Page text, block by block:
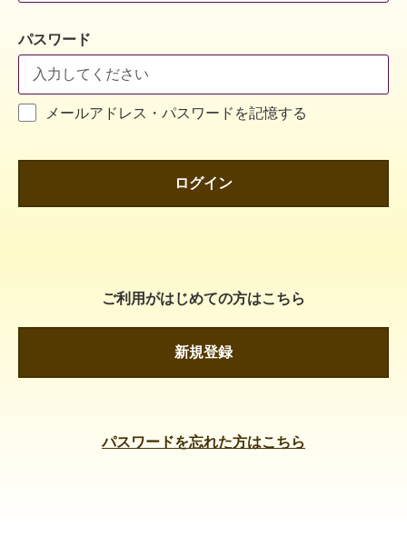
パスワード
メールアドレス・パスワードを記憶する
ログイン
ご利用がはじめての方はこちら
新規登録
パスワードを忘れた方はこちら